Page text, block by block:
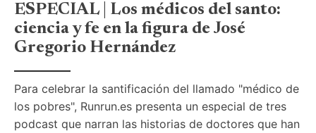
ESPECIAL | Los médicos del santo:
ciencia y fe en la figura de José
Gregorio Hernández
Para celebrar la santificación del llamado "médico de
los pobres", Runrun.es presenta un especial de tres
podcast que narran las historias de doctores que han